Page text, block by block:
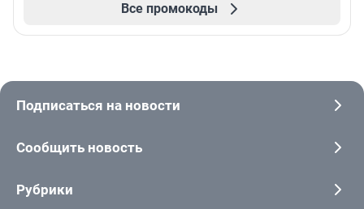
Все промокоды
Подписаться на новости
Сообщить новость
Рубрики